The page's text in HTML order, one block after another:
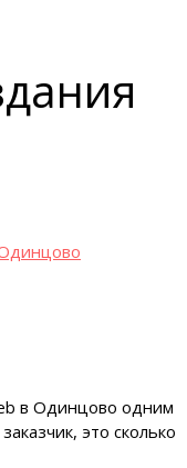
в Одинцово одним
это сколько